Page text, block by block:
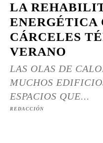
LA
ENERGÉTICA
CÁRCELES
VERANO
LAS OLAS DE
MUCHOS
ESPACIOS QUE...
REDACCIÓN